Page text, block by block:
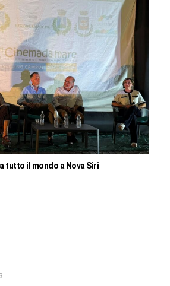
tutto il mondo a Nova Siri